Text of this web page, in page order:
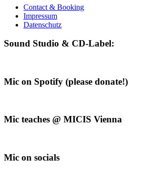
Contact & Booking
Impressum
Datenschutz
Sound Studio & CD-Label:
Mic on Spotify (please donate!)
Mic teaches @ MICIS Vienna
Mic on socials